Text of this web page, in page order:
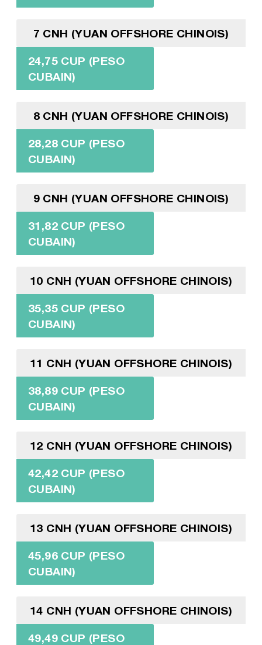
7 CNH (YUAN OFFSHORE CHINOIS)
24,75 CUP (PESO
CUBAIN)
8 CNH (YUAN OFFSHORE CHINOIS)
28,28 CUP (PESO
CUBAIN)
9 CNH (YUAN OFFSHORE CHINOIS)
31,82 CUP (PESO
CUBAIN)
10 CNH (YUAN OFFSHORE CHINOIS)
35,35 CUP (PESO
CUBAIN)
11 CNH (YUAN OFFSHORE CHINOIS)
38,89 CUP (PESO
CUBAIN)
12 CNH (YUAN OFFSHORE CHINOIS)
42,42 CUP (PESO
CUBAIN)
13 CNH (YUAN OFFSHORE CHINOIS)
45,96 CUP (PESO
CUBAIN)
14 CNH (YUAN OFFSHORE CHINOIS)
49,49 CUP (PESO